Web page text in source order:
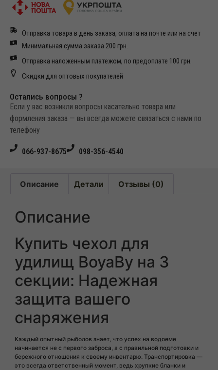
Отправка товара в день заказа, оплата на почте или на счет
Минимальная сумма заказа 200 грн.
Отправка наложенным платежом, по предоплате 100 грн.
Скидки для оптовых покупателей
Остались вопросы ?
Если у вас возникли вопросы касательно товара или
формления заказа — вы всегда можете связаться с нами по
телефону
066-937-8675 098-356-4540
Описание Детали Отзывы (0)
Описание
Купить чехол для
удилищ BoyaBy на 3
секции: Надежная
защита вашего
снаряжения
Каждый опытный рыболов знает, что успех на водоеме
начинается не с первого заброса, а с правильной подготовки и
бережного отношения к своему инвентарю. Транспортировка —
это всегда ответственный момент, ведь хрупкие бланки и